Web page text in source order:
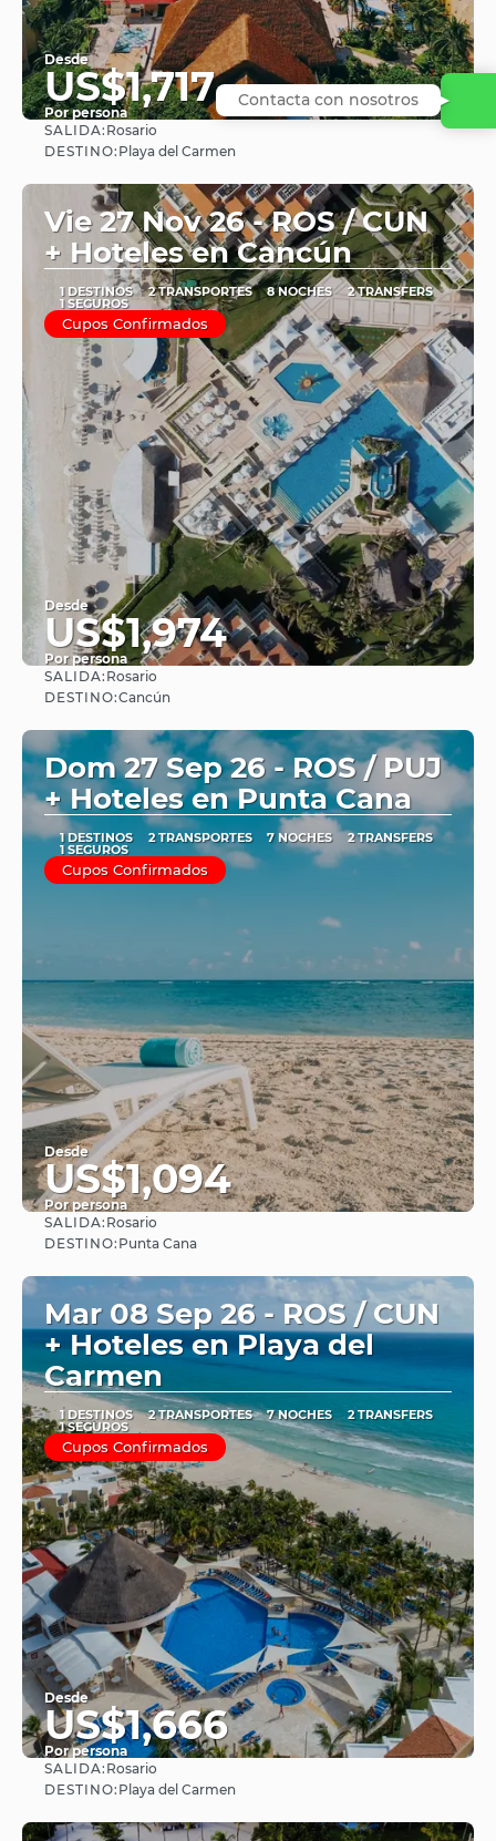
Desde
US$1,717
Por persona
SALIDA: Rosario
DESTINO: Playa del Carmen
Vie 27 Nov 26 - ROS / CUN
+ Hoteles en Cancún
1 DESTINOS 2 TRANSPORTES 8 NOCHES 2 TRANSFERS
1 SEGUROS
Cupos Confirmados
Desde
US$1,974
Por persona
SALIDA: Rosario
DESTINO:Cancún
Dom 27 Sep 26 - ROS / PUJ
+ Hoteles en Punta Cana
1 DESTINOS 2 TRANSPORTES 7 NOCHES 2 TRANSFERS
1 SEGUROS
Cupos Confirmados
Desde
US$1,094
Por persona
SALIDA: Rosario
DESTINO: Punta Cana
Mar 08 Sep 26 - ROS / CUN
+ Hoteles en Playa del
Carmen
1 DESTINOS 2 TRANSPORTES 7 NOCHES 2 TRANSFERS
1 SEGUROS
Cupos Confirmados
Desde
US$1,666
Por persona
SALIDA: Rosario
DESTINO: Playa del Carmen
Contacta con nosotros